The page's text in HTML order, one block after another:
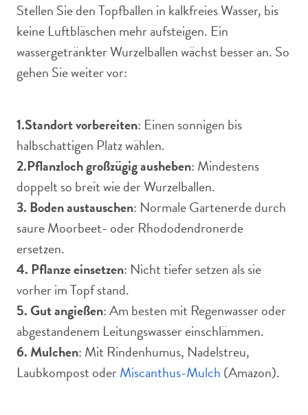
Stellen Sie den Topfballen in kalkfreies Wasser, bis
keine Luftbläschen mehr aufsteigen. Ein
wassergetränkter Wurzelballen wächst besser an. So
gehen Sie weiter vor:
1.Standort vorbereiten: Einen sonnigen bis
halbschattigen Platz wählen.
2.Pflanzloch großzügig ausheben: Mindestens
doppelt so breit wie der Wurzelballen.
3. Boden austauschen: Normale Gartenerde durch
saure Moorbeet- oder Rhododendronerde
ersetzen.
4. Pflanze einsetzen: Nicht tiefer setzen als sie
vorher im Topf stand.
5. Gut angießen: Am besten mit Regenwasser oder
abgestandenem Leitungswasser einschlämmen.
6. Mulchen: Mit Rindenhumus, Nadelstreu,
Laubkompost oderMiscanthus-Mulch (Amazon).